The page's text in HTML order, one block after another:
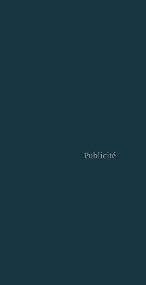
Publicité